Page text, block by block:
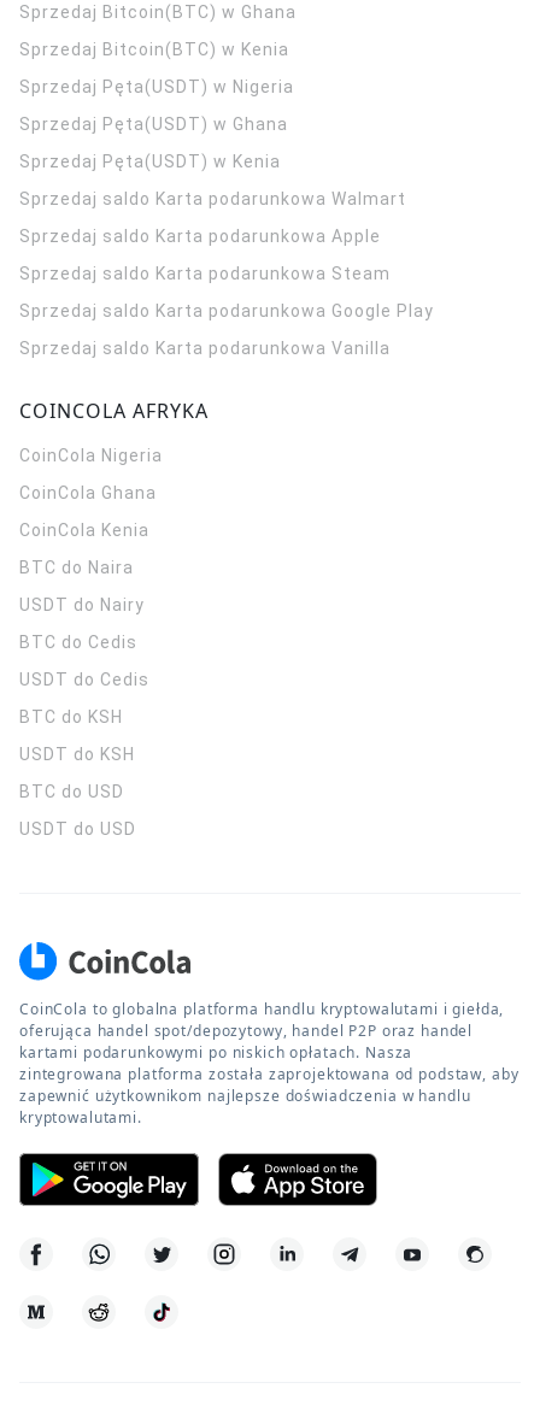
Sprzedaj Bitcoin(BTC) w Ghana
Sprzedaj Bitcoin(BTC) w Kenia
Sprzedaj Pęta(USDT) w Nigeria
Sprzedaj Pęta(USDT) w Ghana
Sprzedaj Pęta(USDT) w Kenia
Sprzedaj saldo Karta podarunkowa Walmart
Sprzedaj saldo Karta podarunkowa Apple
Sprzedaj saldo Karta podarunkowa Steam
Sprzedaj saldo Karta podarunkowa Google Play
Sprzedaj saldo Karta podarunkowa Vanilla
COINCOLA AFRYKA
CoinCola Nigeria
CoinCola Ghana
CoinCola Kenia
BTC do Naira
USDT do Nairy
BTC do Cedis
USDT do Cedis
BTC do KSH
USDT do KSH
BTC do USD
USDT do USD
CoinCola to globalna platforma handlu kryptowalutami i giełda,
oferująca handel spot/depozytowy, handel P2P oraz handel
kartami podarunkowymi po niskich opłatach. Nasza
zintegrowana platforma została zaprojektowana od podstaw, aby
zapewnić użytkownikom najlepsze doświadczenia w handlu
kryptowalutami.